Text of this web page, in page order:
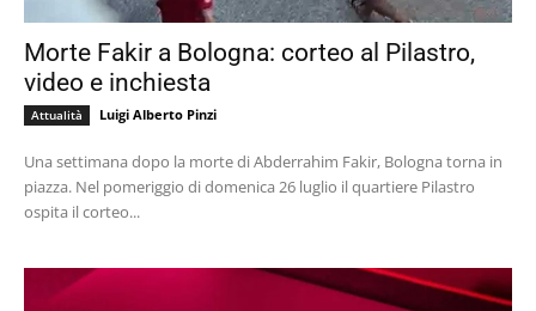
Morte Fakir a Bologna: corteo al Pilastro,
video e inchiesta
Attualità Luigi Alberto Pinzi
Una settimana dopo la morte di Abderrahim Fakir, Bologna torna in
piazza. Nel pomeriggio di domenica 26 luglio il quartiere Pilastro
ospita il corteo...